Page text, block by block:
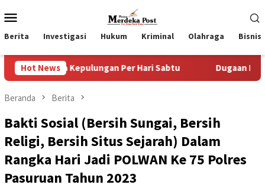
ke
kontenMobile
Berita Investigasi Hukum Kriminal Olahraga Bisnis
Hot News
Kepulungan Per Hari Sabtu Dugaan Pungli SKAB di
Beranda Berita
Bakti Sosial (Bersih Sungai, Bersih
Religi, Bersih Situs Sejarah) Dalam
Rangka Hari Jadi POLWAN Ke 75 Polres
Pasuruan Tahun 2023